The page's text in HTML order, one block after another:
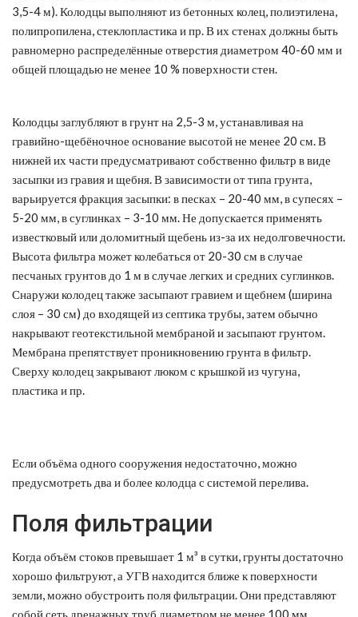
3,5-4 м). Колодцы выполняют из бетонных колец, полиэтилена,
полипропилена, стеклопластика и пр. В их стенах должны быть
равномерно распределённые отверстия диаметром 40-60 мм и
общей площадью не менее 10 % поверхности стен.
Колодцы заглубляют в грунт на 2,5-3 м, устанавливая на
гравийно-щебёночное основание высотой не менее 20 см. В
нижней их части предусматривают собственно фильтр в виде
засыпки из гравия и щебня. В зависимости от типа грунта,
варьируется фракция засыпки: в песках – 20-40 мм, в супесях –
5-20 мм, в суглинках – 3-10 мм. Не допускается применять
известковый или доломитный щебень из-за их недолговечности.
Высота фильтра может колебаться от 20-30 см в случае
песчаных грунтов до 1 м в случае легких и средних суглинков.
Снаружи колодец также засыпают гравием и щебнем (ширина
слоя – 30 см) до входящей из септика трубы, затем обычно
накрывают геотекстильной мембраной и засыпают грунтом.
Мембрана препятствует проникновению грунта в фильтр.
Сверху колодец закрывают люком с крышкой из чугуна,
пластика и пр.
Если объёма одного сооружения недостаточно, можно
предусмотреть два и более колодца с системой перелива.
Поля фильтрации
Когда объём стоков превышает 1 м³ в сутки, грунты достаточно
хорошо фильтруют, а УГВ находится ближе к поверхности
земли, можно обустроить поля фильтрации. Они представляют
собой сеть дренажных труб диаметром не менее 100 мм,